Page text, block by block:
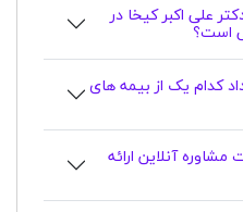
علی اکبر کیخا در
است؟
کدام یک از بیمه های
آنلاین ارائه